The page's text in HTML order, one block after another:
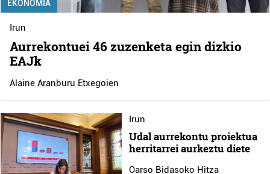
EKONOMIA
Irun
Aurrekontuei 46 zuzenketa egin dizkio
EAJk
Alaine Aranburu Etxegoien
Irun
Udal aurrekontu proiektua
herritarrei aurkeztu diete
Oarso Bidasoko Hitza